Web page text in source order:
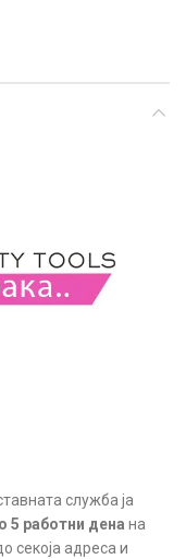
служба ја
5 работни дена на
секоја адреса и